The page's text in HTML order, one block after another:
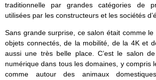
traditionnelle par grandes catégories de
utilisées par les constructeurs et les sociétés
Sans grande surprise, ce salon était comme
objets connectés, de la mobilité, de la 4K et
aussi une très belle place. C’est le salon de
numérique dans tous les domaines, y compris
comme autour des animaux